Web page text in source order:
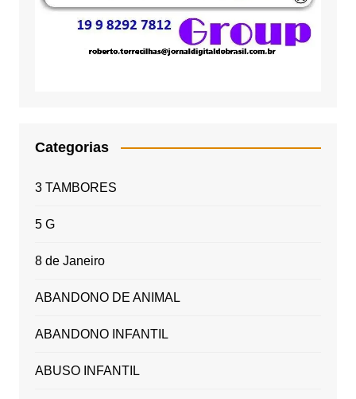
Categorias
3 TAMBORES
5 G
8 de Janeiro
ABANDONO DE ANIMAL
ABANDONO INFANTIL
ABUSO INFANTIL